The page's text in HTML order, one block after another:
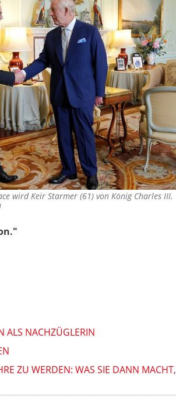
wird Keir Starmer (61) von König Charles III.
ALS NACHZÜGLERIN
ZU WERDEN: WAS SIE DANN MACHT,